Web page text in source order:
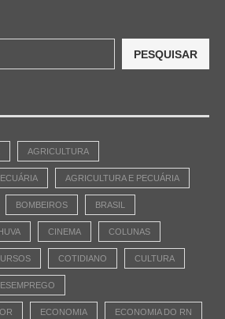
PESQUISAR
AGRICULTURA
AGRICULTURA E PECUÁRIA
BOMBEIROS BRASIL
CINEMA COLUNAS
COTIDIANO CULTURA
ECONOMIA ECONOMIA DO RN